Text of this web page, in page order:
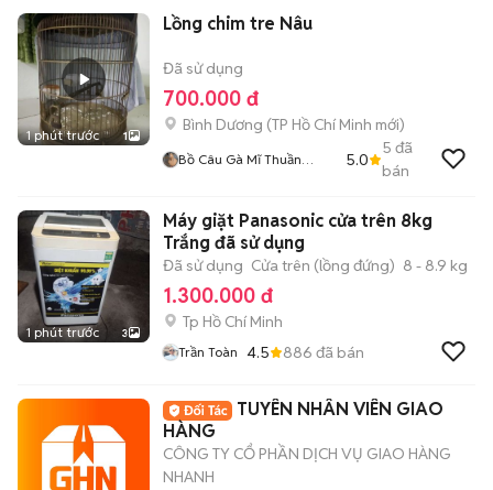
1 phút trước 1
Lồng chim tre Nâu
Đã sử dụng
700.000 đ
Bình Dương (TP Hồ Chí Minh mới)
Bồ Câu Gà Mĩ Thuần
5.0
5 đã
bán
1 phút trước 3
Máy giặt Panasonic cửa trên 8kg
Trắng đã sử dụng
Đã sử dụng Cửa trên (lồng đứng) 8 - 8.9 kg
1.300.000 đ
Tp Hồ Chí Minh
Trần Toàn 4.5 886 đã bán
TUYÊN NHÂN VIÊN GIAO
HÀNG
CÔNG TY CỔ PHẦN DỊCH VỤ GIAO HÀNG
NHANH